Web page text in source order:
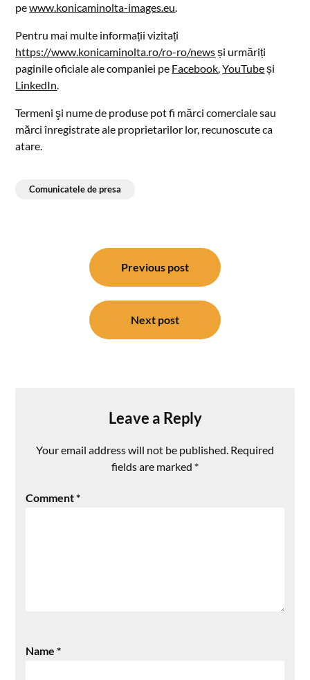
pewww.konicaminolta-images.eu.
Pentru mai multe informații vizitați
https://www.konicaminolta.ro/ro-ro/newsși urmăriți
paginile oficiale ale companiei pe Facebook,YouTubeși
LinkedIn.
Termeni şi nume de produse pot fi mărci comerciale sau
mărci înregistrate ale proprietarilor lor, recunoscute ca
atare.
Comunicatele de presa
Previous post
Next post
Leave a Reply
Your email address will not be published. Required
fields are marked *
Comment*
Name*